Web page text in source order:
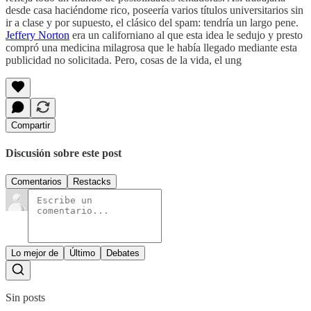
desde casa haciéndome rico, poseería varios títulos universitarios sin
ir a clase y por supuesto, el clásico del spam: tendría un largo pene.
Jeffery Norton era un californiano al que esta idea le sedujo y presto
compró una medicina milagrosa que le había llegado mediante esta
publicidad no solicitada. Pero, cosas de la vida, el ung
Compartir
Discusión sobre este post
Comentarios Restacks
Lo mejor de Último Debates
Sin posts